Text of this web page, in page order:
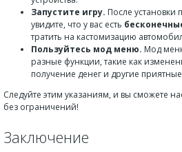
Запустите игру. После установки
увидите, что у вас есть
тратить на кастомизацию
Пользуйтесь мод меню. Мод
разные функции, такие как
получение денег и другие
Следуйте этим указаниям, и вы сможете
без ограничений!
Заключение